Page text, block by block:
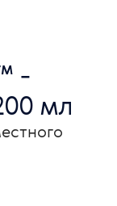
-
мл